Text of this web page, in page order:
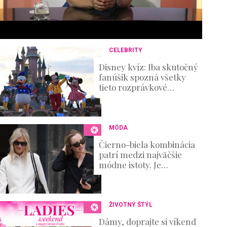
CELEBRITY
Disney kvíz: Iba skutočný
fanúšik spozná všetky
tieto rozprávkové
postavičky!
MÓDA
Čierno-biela kombinácia
patrí medzi najväčšie
módne istoty. Je
elegantná, nadčasová a
zároveň ponúka
nekonečné možnosti
ŽIVOTNÝ ŠTÝL
Dámy, doprajte si víkend